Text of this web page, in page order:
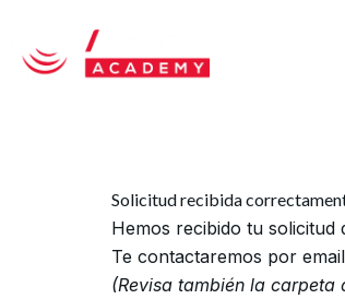
contenido
Solicitud recibida
Hemos recibido tu solicitud
Te contactaremos por
(Revisa también la carpeta